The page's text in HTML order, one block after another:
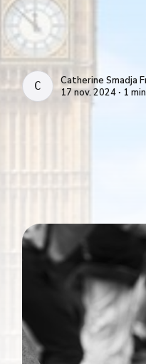
CATHERINE
Catherine Smadja
17 nov. 2024 ∙ 1